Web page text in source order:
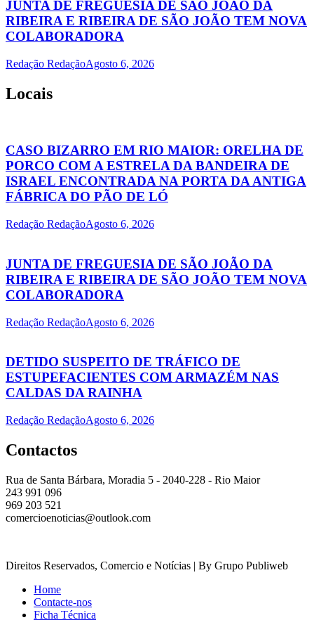
JUNTA DE FREGUESIA DE SÃO JOÃO DA
RIBEIRA E RIBEIRA DE SÃO JOÃO TEM NOVA
COLABORADORA
Redação RedaçãoAgosto 6, 2026
Locais
CASO BIZARRO EM RIO MAIOR: ORELHA DE
PORCO COM A ESTRELA DA BANDEIRA DE
ISRAEL ENCONTRADA NA PORTA DA ANTIGA
FÁBRICA DO PÃO DE LÓ
Redação RedaçãoAgosto 6, 2026
JUNTA DE FREGUESIA DE SÃO JOÃO DA
RIBEIRA E RIBEIRA DE SÃO JOÃO TEM NOVA
COLABORADORA
Redação RedaçãoAgosto 6, 2026
DETIDO SUSPEITO DE TRÁFICO DE
ESTUPEFACIENTES COM ARMAZÉM NAS
CALDAS DA RAINHA
Redação RedaçãoAgosto 6, 2026
Contactos
Rua de Santa Bárbara, Moradia 5 - 2040-228 - Rio Maior
243 991 096
969 203 521
comercioenoticias@outlook.com
Direitos Reservados, Comercio e Notícias | By Grupo Publiweb
Home
Contacte-nos
Ficha Técnica